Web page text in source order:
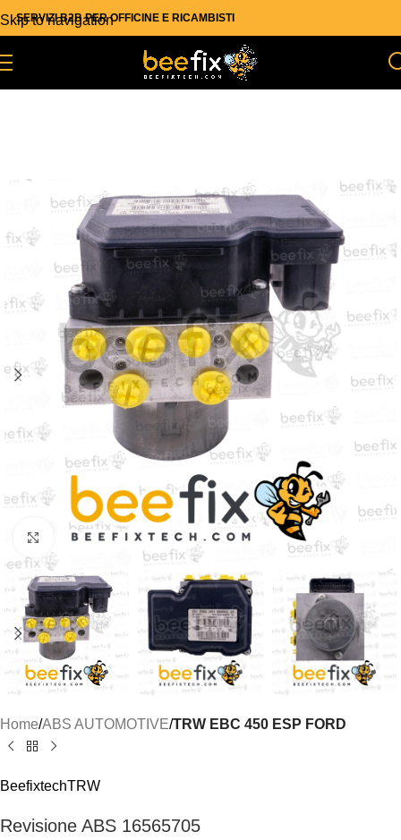
Skip to navigation
SERVIZI B2B PER OFFICINE E RICAMBISTI
Click to enlarge
Home ABS AUTOMOTIVE TRW EBC 450 ESP FORD
BeefixtechTRW
Revisione ABS 16565705